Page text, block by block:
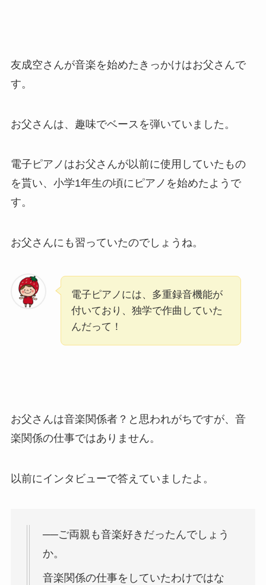
友成空さんが音楽を始めたきっかけはお父さんで
す。
お父さんは、趣味でベースを弾いていました。
電子ピアノはお父さんが以前に使用していたもの
を貰い、小学1年生の頃にピアノを始めたようで
す。
お父さんにも習っていたのでしょうね。
電子ピアノには、多重録音機能が
付いており、独学で作曲していた
んだって！
お父さんは音楽関係者？と思われがちですが、音
楽関係の仕事ではありません。
以前にインタビューで答えていましたよ。
──ご両親も音楽好きだったんでしょう
か。
音楽関係の仕事をしていたわけではな